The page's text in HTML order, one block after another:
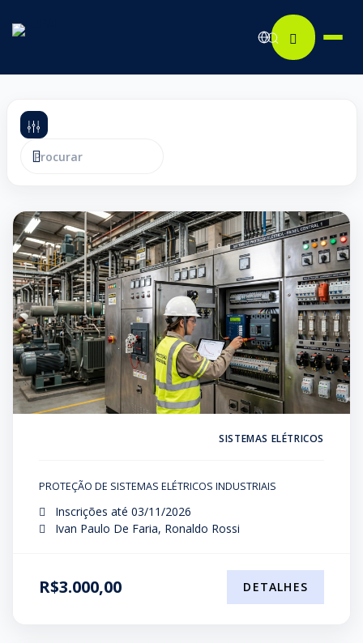
SISTEMAS ELÉTRICOS
PROTEÇÃO DE SISTEMAS ELÉTRICOS INDUSTRIAIS
Inscrições até 03/11/2026
Ivan Paulo De Faria, Ronaldo Rossi
R$3.000,00 DETALHES